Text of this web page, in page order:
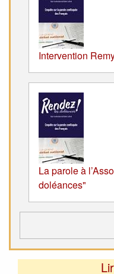
Intervention
La parole à
doléances"